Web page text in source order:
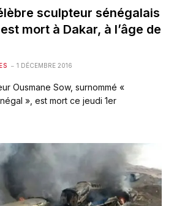
sculpteur sénégalais
mort à Dakar, à l’âge de
1 DÉCEMBRE 2016
Ousmane Sow, surnommé «
», est mort ce jeudi 1er